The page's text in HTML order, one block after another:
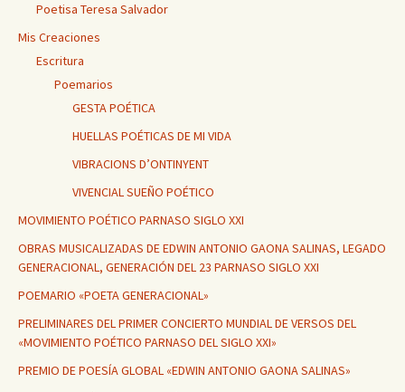
Poetisa Teresa Salvador
Mis Creaciones
Escritura
Poemarios
GESTA POÉTICA
HUELLAS POÉTICAS DE MI VIDA
VIBRACIONS D’ONTINYENT
VIVENCIAL SUEÑO POÉTICO
MOVIMIENTO POÉTICO PARNASO SIGLO XXI
OBRAS MUSICALIZADAS DE EDWIN ANTONIO GAONA SALINAS, LEGADO
GENERACIONAL, GENERACIÓN DEL 23 PARNASO SIGLO XXI
POEMARIO «POETA GENERACIONAL»
PRELIMINARES DEL PRIMER CONCIERTO MUNDIAL DE VERSOS DEL
«MOVIMIENTO POÉTICO PARNASO DEL SIGLO XXI»
PREMIO DE POESÍA GLOBAL «EDWIN ANTONIO GAONA SALINAS»